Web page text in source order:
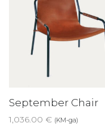
September Chair
1,036.00 € (KM-ga)